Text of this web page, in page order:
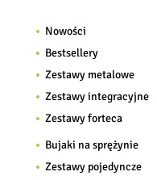
Nowości
Bestsellery
Zestawy metalowe
Zestawy integracyjne
Zestawy forteca
Bujaki na sprężynie
Zestawy pojedyncze